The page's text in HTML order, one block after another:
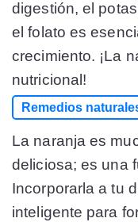
digestión, el
el folato es
crecimiento. ¡La
nutricional!
Remedios
La naranja es
deliciosa; es una
Incorporarla a tu
inteligente para